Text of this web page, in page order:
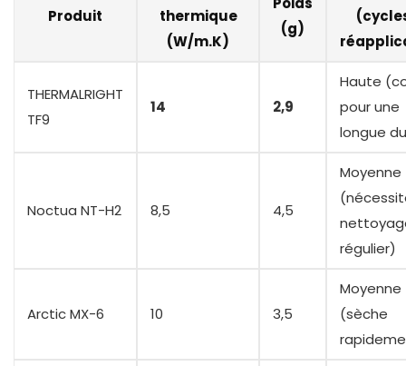
Produit
thermique
(W/m.K)
(g)
THERMALRIGHT
TF9
14 2,9
Haute
pour une
longue
Noctua NT-H2 8,5 4,5
Moyenne
régulier)
Arctic MX-6 10 3,5
Moyenne
(sèche